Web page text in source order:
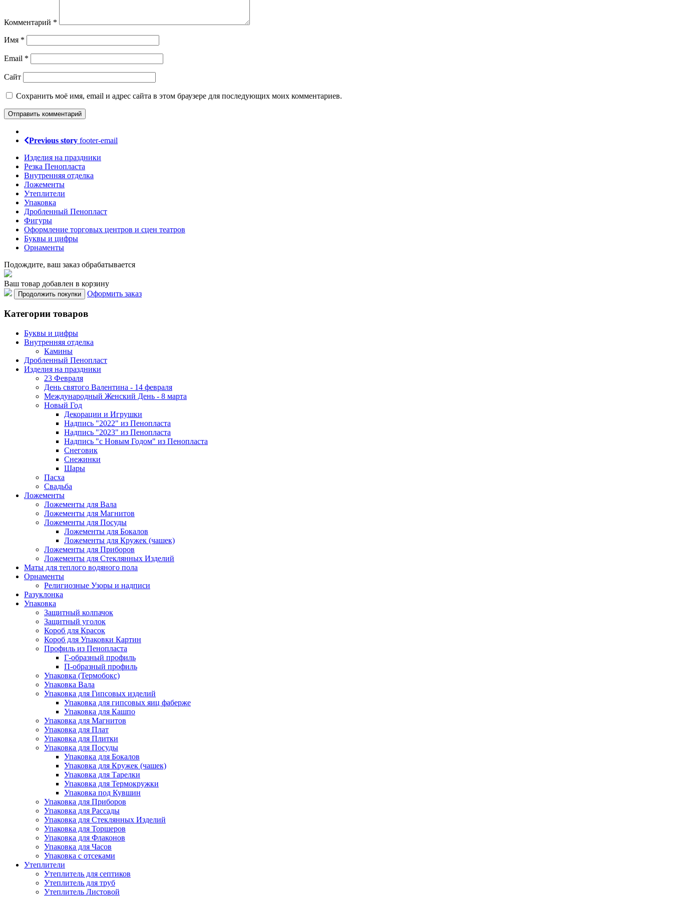
Комментарий *
Имя *
Email *
Сайт
Сохранить моё имя, email и адрес сайта в этом браузере для последующих моих комментариев.
Previous story footer-email
Изделия на праздники
Резка Пенопласта
Внутренняя отделка
Ложементы
Утеплители
Упаковка
Дробленный Пенопласт
Фигуры
Оформление торговых центров и сцен театров
Буквы и цифры
Орнаменты
Подождите, ваш заказ обрабатывается
Ваш товар добавлен в корзину
Продолжить покупки Оформить заказ
Категории товаров
Буквы и цифры
Внутренняя отделка
Камины
Дробленный Пенопласт
Изделия на праздники
23 Февраля
День святого Валентина - 14 февраля
Международный Женский День - 8 марта
Новый Год
Декорации и Игрушки
Надпись "2022" из Пенопласта
Надпись "2023" из Пенопласта
Надпись "с Новым Годом" из Пенопласта
Снеговик
Снежинки
Шары
Пасха
Свадьба
Ложементы
Ложементы для Вала
Ложементы для Магнитов
Ложементы для Посуды
Ложементы для Бокалов
Ложементы для Кружек (чашек)
Ложементы для Приборов
Ложементы для Стеклянных Изделий
Маты для теплого водяного пола
Орнаменты
Религиозные Узоры и надписи
Разуклонка
Упаковка
Защитный колпачок
Защитный уголок
Короб для Красок
Короб для Упаковки Картин
Профиль из Пенопласта
Г-образный профиль
П-образный профиль
Упаковка (Термобокс)
Упаковка Вала
Упаковка для Гипсовых изделий
Упаковка для гипсовых яиц фаберже
Упаковка для Кашпо
Упаковка для Магнитов
Упаковка для Плат
Упаковка для Плитки
Упаковка для Посуды
Упаковка для Бокалов
Упаковка для Кружек (чашек)
Упаковка для Тарелки
Упаковка для Термокружки
Упаковка под Кувшин
Упаковка для Приборов
Упаковка для Рассады
Упаковка для Стеклянных Изделий
Упаковка для Торшеров
Упаковка для Флаконов
Упаковка для Часов
Упаковка с отсеками
Утеплители
Утеплитель для септиков
Утеплитель для труб
Утеплитель Листовой